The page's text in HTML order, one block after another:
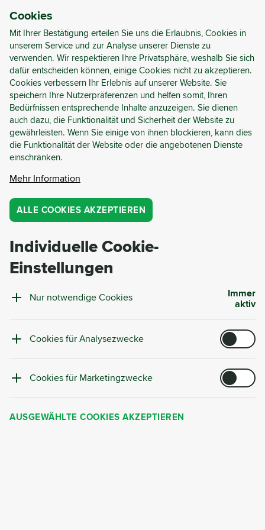
Fallstudien.
METALL KUNSTSTOFF HERSTELLUNG HORECA
GLAS
LEBENSMITTEL UND GETRÄNKE
EINZELHANDEL UND LAGERHÄUSER
BAU UND ABBRUCH
MARKTANALYSE
GESETZGEBUNG
PERSONALISIERTE PROJEKTE
ZIRKULÄRER ABRISS
GRÜNES BESCHAFFUNGSWESEN
RECYCELBARKEITSANALYSE
ZIRKULÄRER ABFALLSCAN
PAPIER
FALLSTUDIE
CYRKL BERATUNG
NACHHALTIGKEIT
VERANSTALTUNGEN
Keine Blogbeiträge gefunden. Versuchen Sie, Ihre
Suchkriterien zu ändern.
NUTZUNGSBEDINGUNGEN
DATENSCHUTZ
COOKIE-RICHTLINIE
Na Příkopě 15, 110 00 Nové Město, Czech Republic
Cookies
Mit Ihrer Bestätigung erteilen Sie uns die Erlaubnis, Cookies in
unserem Service und zur Analyse unserer Dienste zu
verwenden. Wir respektieren Ihre Privatsphäre, weshalb Sie sich
dafür entscheiden können, einige Cookies nicht zu akzeptieren.
Cookies verbessern Ihr Erlebnis auf unserer Website. Sie
speichern Ihre Nutzerpräferenzen und helfen somit, Ihren
Bedürfnissen entsprechende Inhalte anzuzeigen. Sie dienen
auch dazu, die Funktionalität und Sicherheit der Website zu
gewährleisten. Wenn Sie einige von ihnen blockieren, kann dies
die Funktionalität der Website oder die angebotenen Dienste
einschränken.
Mehr Information
ALLE COOKIES AKZEPTIEREN
Individuelle Cookie-
Einstellungen
Nur notwendige Cookies
Immer
aktiv
Cookies für Analysezwecke
Cookies für Marketingzwecke
AUSGEWÄHLTE COOKIES AKZEPTIEREN